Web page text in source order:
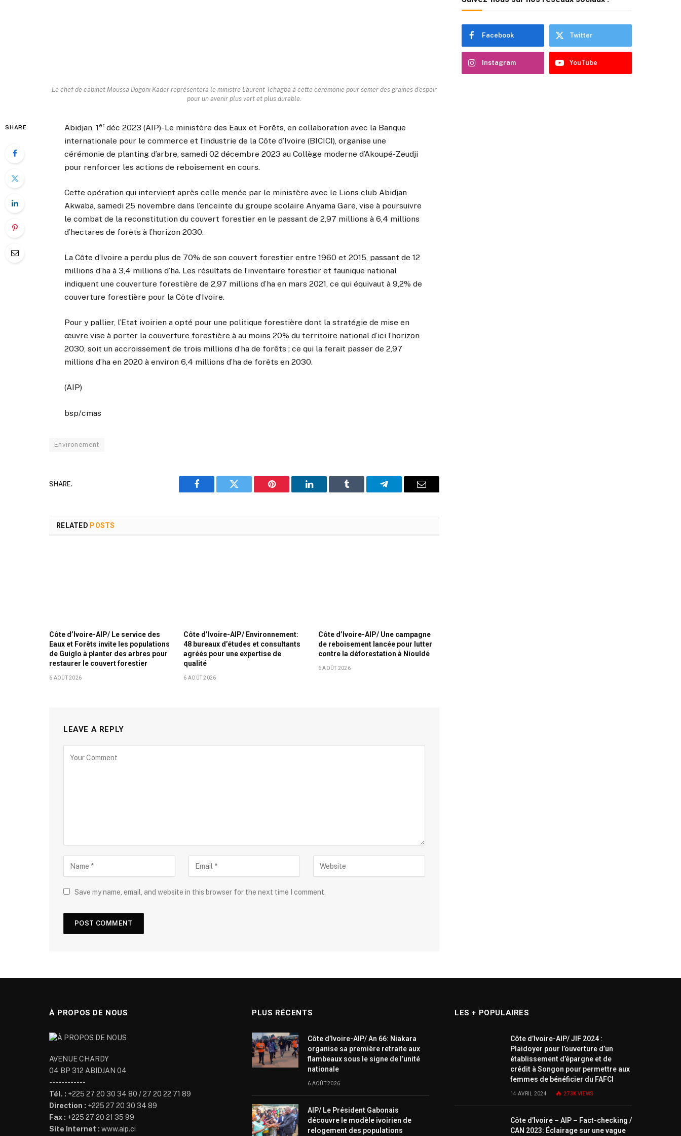
Le chef de cabinet Moussa Dogoni Kader représentera le ministre Laurent Tchagba à cette cérémonie pour semer des graines d'espoir
pour un avenir plus vert et plus durable.
SHARE Abidjan, 1er déc 2023 (AIP)- Le ministère des Eaux et Forêts, en collaboration avec la Banque
internationale pour le commerce et l’industrie de la Côte d’Ivoire (BICICI), organise une
cérémonie de planting d’arbre, samedi 02 décembre 2023 au Collège moderne d’Akoupé-Zeudji
pour renforcer les actions de reboisement en cours.
Cette opération qui intervient après celle menée par le ministère avec le Lions club Abidjan
Akwaba, samedi 25 novembre dans l’enceinte du groupe scolaire Anyama Gare, vise à poursuivre
le combat de la reconstitution du couvert forestier en le passant de 2,97 millions à 6,4 millions
d’hectares de forêts à l’horizon 2030.
La Côte d’Ivoire a perdu plus de 70% de son couvert forestier entre 1960 et 2015, passant de 12
millions d’ha à 3,4 millions d’ha. Les résultats de l’inventaire forestier et faunique national
indiquent une couverture forestière de 2,97 millions d’ha en mars 2021, ce qui équivaut à 9,2% de
couverture forestière pour la Côte d’Ivoire.
Pour y pallier, l’Etat ivoirien a opté pour une politique forestière dont la stratégie de mise en
œuvre vise à porter la couverture forestière à au moins 20% du territoire national d’ici l’horizon
2030, soit un accroissement de trois millions d’ha de forêts ; ce qui la ferait passer de 2,97
millions d’ha en 2020 à environ 6,4 millions d’ha de forêts en 2030.
(AIP)
bsp/cmas
Environement
SHARE.
Facebook Twitter Pinterest LinkedIn Tumblr Telegram Email
RELATED POSTS
Côte d’Ivoire-AIP/ Le service des
Eaux et Forêts invite les populations
de Guiglo à planter des arbres pour
restaurer le couvert forestier
6 AOÛT 2026
Côte d’Ivoire-AIP/ Environnement:
48 bureaux d’études et consultants
agréés pour une expertise de
qualité
6 AOÛT 2026
Côte d’Ivoire-AIP/ Une campagne
de reboisement lancée pour lutter
contre la déforestation à Niouldé
6 AOÛT 2026
LEAVE A REPLY
Save my name, email, and website in this browser for the next time I comment.
Facebook Twitter
Instagram YouTube
À PROPOS DE NOUS
AVENUE CHARDY
04 BP 312 ABIDJAN 04
------------
Tél. : +225 27 20 30 34 80 / 27 20 22 71 89
Direction : +225 27 20 30 34 89
Fax : +225 27 20 21 35 99
Site Internet : www.aip.ci
PLUS RÉCENTS
Côte d’Ivoire-AIP/ An 66: Niakara
organise sa première retraite aux
flambeaux sous le signe de l’unité
nationale
6 AOÛT 2026
AIP/ Le Président Gabonais
découvre le modèle ivoirien de
relogement des populations
LES + POPULAIRES
Côte d’Ivoire-AIP/ JIF 2024 :
Plaidoyer pour l’ouverture d’un
établissement d’épargne et de
crédit à Songon pour permettre aux
femmes de bénéficier du FAFCI
14 AVRIL 2024 273K VIEWS
Côte d’Ivoire – AIP – Fact-checking /
CAN 2023: Éclairage sur une vague